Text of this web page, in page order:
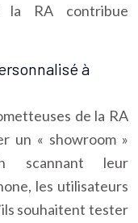
RA contribue
à
de la RA
un « showroom »
scannant leur
les utilisateurs
souhaitent tester